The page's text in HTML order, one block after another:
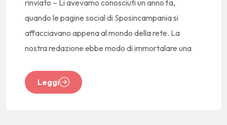
rinviato – Li avevamo conosciuti un anno fa,
quando le pagine social di Sposincampania si
affacciavano appena al mondo della rete. La
nostra redazione ebbe modo di immortalare una
Leggi